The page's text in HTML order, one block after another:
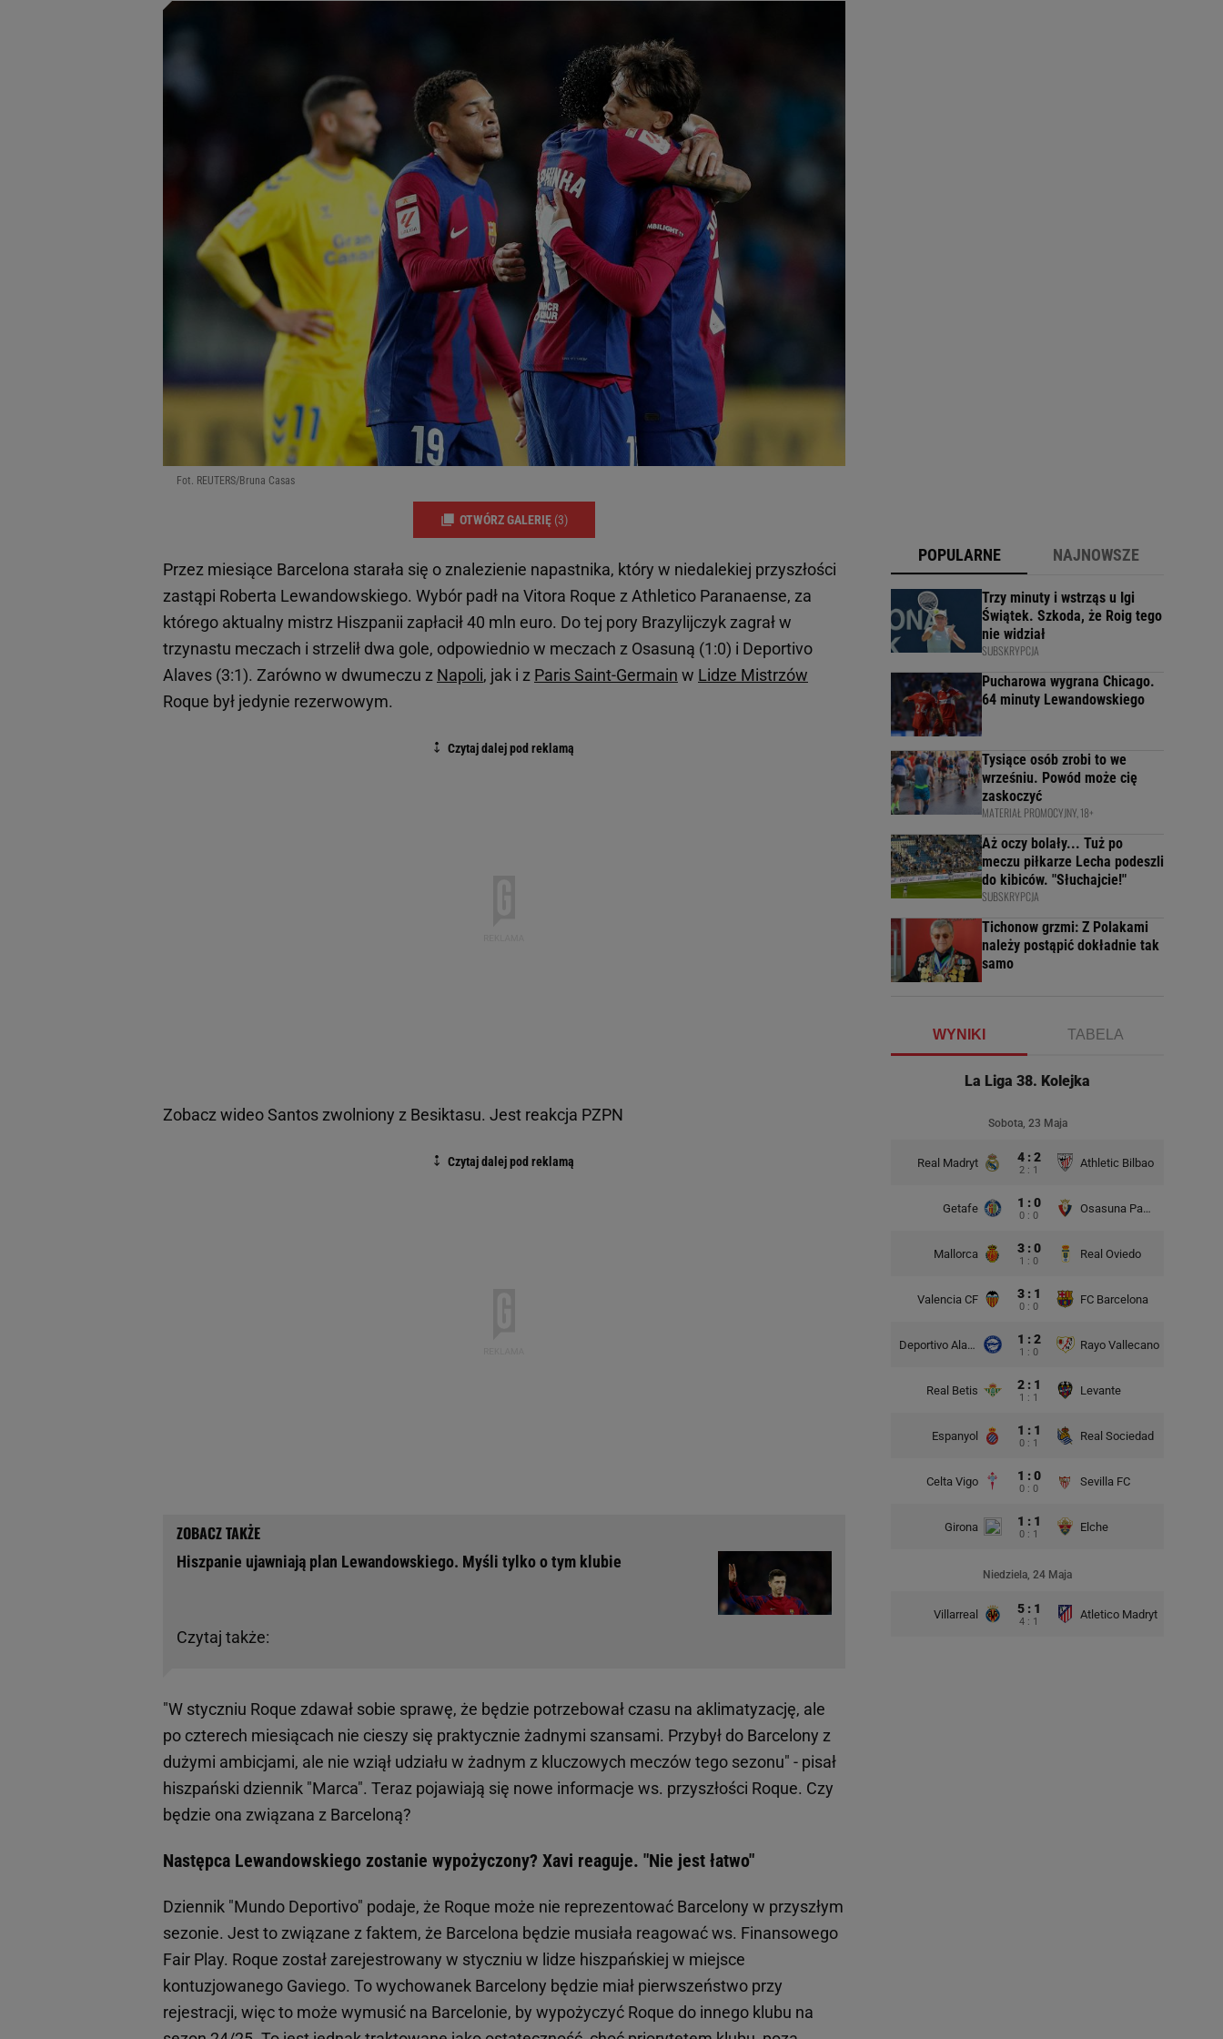
Fot. REUTERS/Bruna Casas
OTWÓRZ GALERIĘ (3)
Przez miesiące Barcelona starała się o znalezienie napastnika, który w niedalekiej przyszłości
zastąpi Roberta Lewandowskiego. Wybór padł na Vitora Roque z Athletico Paranaense, za
którego aktualny mistrz Hiszpanii zapłacił 40 mln euro. Do tej pory Brazylijczyk zagrał w
trzynastu meczach i strzelił dwa gole, odpowiednio w meczach z Osasuną (1:0) i Deportivo
Alaves (3:1). Zarówno w dwumeczu z Napoli, jak i z Paris Saint-Germain w Lidze Mistrzów
Roque był jedynie rezerwowym.
Zobacz wideoSantos zwolniony z Besiktasu. Jest reakcja PZPN
Czytaj także:
Hiszpanie ujawniają plan Lewandowskiego. Myśli tylko o tym klubie
"W styczniu Roque zdawał sobie sprawę, że będzie potrzebował czasu na aklimatyzację, ale
po czterech miesiącach nie cieszy się praktycznie żadnymi szansami. Przybył do Barcelony z
dużymi ambicjami, ale nie wziął udziału w żadnym z kluczowych meczów tego sezonu" - pisał
hiszpański dziennik "Marca". Teraz pojawiają się nowe informacje ws. przyszłości Roque. Czy
będzie ona związana z Barceloną?
Następca Lewandowskiego zostanie wypożyczony? Xavi reaguje. "Nie jest łatwo"
Dziennik "Mundo Deportivo" podaje, że Roque może nie reprezentować Barcelony w przyszłym
sezonie. Jest to związane z faktem, że Barcelona będzie musiała reagować ws. Finansowego
Fair Play. Roque został zarejestrowany w styczniu w lidze hiszpańskiej w miejsce
kontuzjowanego Gaviego. To wychowanek Barcelony będzie miał pierwszeństwo przy
rejestracji, więc to może wymusić na Barcelonie, by wypożyczyć Roque do innego klubu na
POPULARNE NAJNOWSZE
Trzy minuty i wstrząs u Igi
Świątek. Szkoda, że Roig tego
nie widział
SUBSKRYPCJA
Pucharowa wygrana Chicago.
64 minuty Lewandowskiego
Tysiące osób zrobi to we
wrześniu. Powód może cię
zaskoczyć
MATERIAŁ PROMOCYJNY, 18+
Aż oczy bolały... Tuż po
meczu piłkarze Lecha podeszli
do kibiców. "Słuchajcie!"
SUBSKRYPCJA
Tichonow grzmi: Z Polakami
należy postąpić dokładnie tak
samo
WYNIKI TABELA
La Liga 38. Kolejka
Sobota, 23 Maja
Real Madryt 4 : 2
2 : 1
Athletic Bilbao
Getafe 1 : 0
0 : 0
Osasuna Pampeluna
Mallorca 3 : 0
1 : 0
Real Oviedo
Valencia CF 3 : 1
0 : 0
FC Barcelona
Deportivo Alaves 1 : 2
1 : 0
Rayo Vallecano
Real Betis 2 : 1
1 : 1
Levante
Espanyol 1 : 1
0 : 1
Real Sociedad
Celta Vigo 1 : 0
0 : 0
Sevilla FC
Girona 1 : 1
0 : 1
Elche
Niedziela, 24 Maja
Villarreal 5 : 1
4 : 1
Atletico Madryt